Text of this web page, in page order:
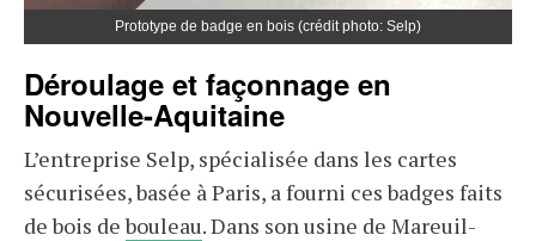
Prototype de badge en bois (crédit photo: Selp)
Déroulage et façonnage en
Nouvelle-Aquitaine
L’entreprise Selp, spécialisée dans les cartes
sécurisées, basée à Paris, a fourni ces badges faits
de bois debouleau. Dans son usine de Mareuil-